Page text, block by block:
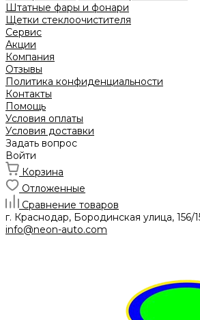
Штатные фары и фонари
Щетки стеклоочистителя
Сервис
Акции
Компания
Отзывы
Политика конфиденциальности
Контакты
Помощь
Условия оплаты
Условия доставки
Задать вопрос
Войти
Корзина
Отложенные
Сравнение товаров
г. Краснодар, Бородинская улица, 156/
info@neon-auto.com